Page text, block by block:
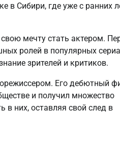
в Сибири, где уже с ранних
мечту стать актером.
ролей в популярных
зрителей и критиков.
Его дебютный
и получил множество
в них, оставляя свой след в